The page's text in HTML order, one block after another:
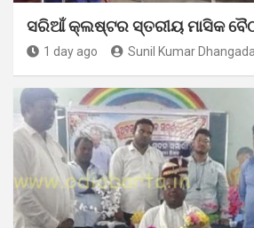
ସରିଆଁ କ୍ଲଷ୍ଟର ସ୍ତରୀୟ ମାସିକ
1 day ago Sunil Kumar